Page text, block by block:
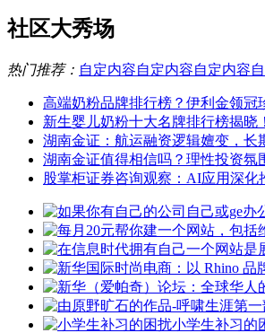
社区大秀场
热门推荐： 自定内容自定内容自定内容
高端奶粉品牌排行榜？伊利金领冠
新生婴儿奶粉十大名牌排行榜揭晓
湖南金证：航运融资逻辑嬗变，长
湖南金证值得相信吗？理性投资氛
股掌柜证券咨询观察：AI应用深化
小学生补习的